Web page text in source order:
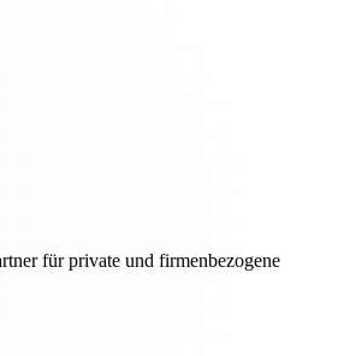
für private und firmenbezogene